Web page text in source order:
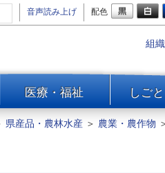
音声読み上げ 配色
組
一覧
医療・福祉 しご
県産品・農林水産 ＞ 農業・農作物